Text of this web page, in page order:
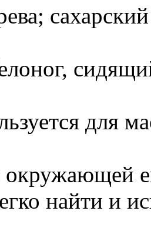
для
найти и